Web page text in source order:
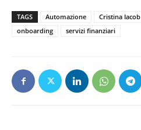
TAGS Automazione Cristina Iacob
onboarding
servizi finanziari